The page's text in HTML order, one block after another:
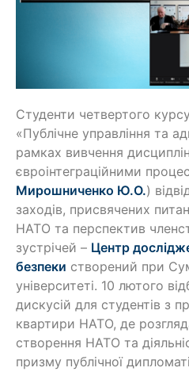
Студенти четвертого
«Публічне управління та
рамках вивчення
євроінтеграційними
Мирошниченко Ю.О.)
заходів, присвячених
НАТО та перспектив
зустрічей – Центр
безпеки створений при
університеті. 10 лютого
дискусій для студентів з
квартири НАТО, де
створення НАТО та
призму публічної